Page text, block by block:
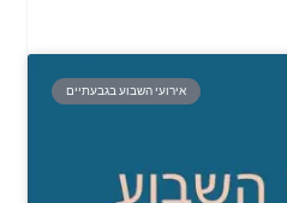
אירועי השבוע בגבעתיים